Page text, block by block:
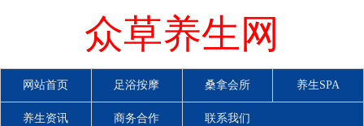
众草养生网
网站首页 足浴按摩 桑拿会所 养生SPA
养生资讯 商务合作 联系我们